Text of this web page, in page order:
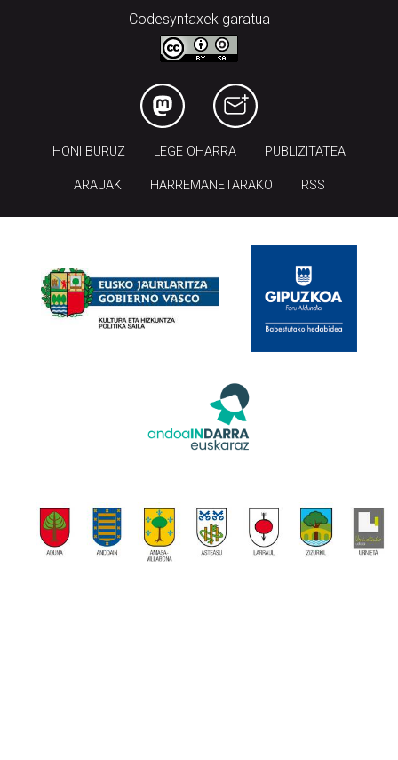
Codesyntaxek garatua
HONI BURUZ LEGE OHARRA PUBLIZITATEA
ARAUAK HARREMANETARAKO RSS